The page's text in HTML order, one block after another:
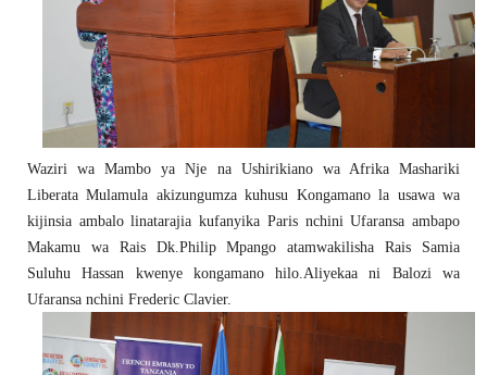
Waziri wa Mambo ya Nje na Ushirikiano wa Afrika Mashariki
Liberata Mulamula akizungumza kuhusu Kongamano la usawa wa
kijinsia ambalo linatarajia kufanyika Paris nchini Ufaransa ambapo
Makamu wa Rais Dk.Philip Mpango atamwakilisha Rais Samia
Suluhu Hassan kwenye kongamano hilo.Aliyekaa ni Balozi wa
Ufaransa nchini Frederic Clavier.